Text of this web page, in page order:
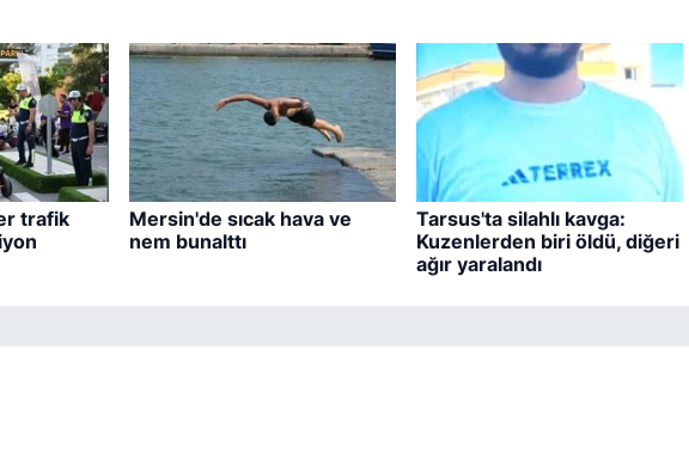
trafik
Mersin'de sıcak hava ve
nem bunalttı
Tarsus'ta silahlı kavga:
Kuzenlerden biri öldü, diğeri
ağır yaralandı